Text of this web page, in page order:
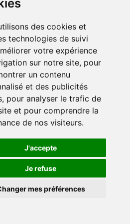
des cookies et
technologies de suivi
votre expérience
sur notre site, pour
un contenu
et des publicités
pour analyser le trafic de
et pour comprendre la
de nos visiteurs.
J'accepte
Je refuse
mes préférences